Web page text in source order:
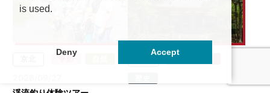
季節
is used.
Deny Accept